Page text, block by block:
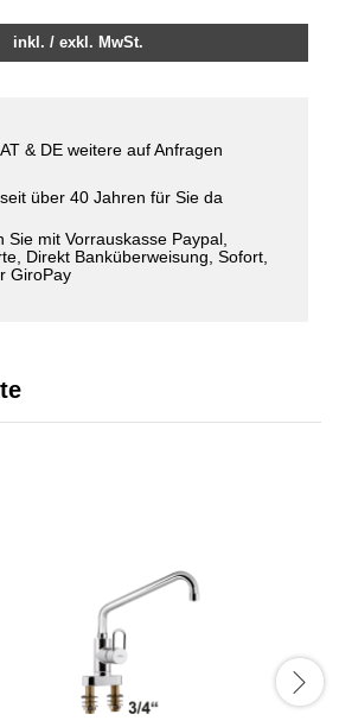
inkl. / exkl. MwSt.
& DE weitere auf Anfragen
über 40 Jahren für Sie da
Sie mit Vorrauskasse Paypal,
Direkt Banküberweisung, Sofort,
GiroPay